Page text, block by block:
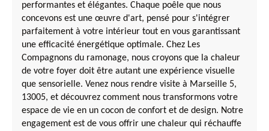
performantes et élégantes. Chaque poêle que nous
concevons est une œuvre d'art, pensé pour s'intégrer
parfaitement à votre intérieur tout en vous garantissant
une efficacité énergétique optimale. Chez Les
Compagnons du ramonage, nous croyons que la chaleur
de votre foyer doit être autant une expérience visuelle
que sensorielle. Venez nous rendre visite à Marseille 5,
13005, et découvrez comment nous transformons votre
espace de vie en un cocon de confort et de design. Notre
engagement est de vous offrir une chaleur qui réchauffe